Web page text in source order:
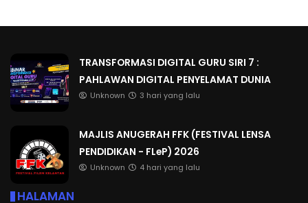
TRANSFORMASI DIGITAL GURU SIRI 7 :
PAHLAWAN DIGITAL PENYELAMAT DUNIA
Unknown 3 hari yang lalu
MAJLIS ANUGERAH FFK (FESTIVAL LENSA
PENDIDIKAN - FLeP) 2026
Unknown 4 hari yang lalu
HALAMAN